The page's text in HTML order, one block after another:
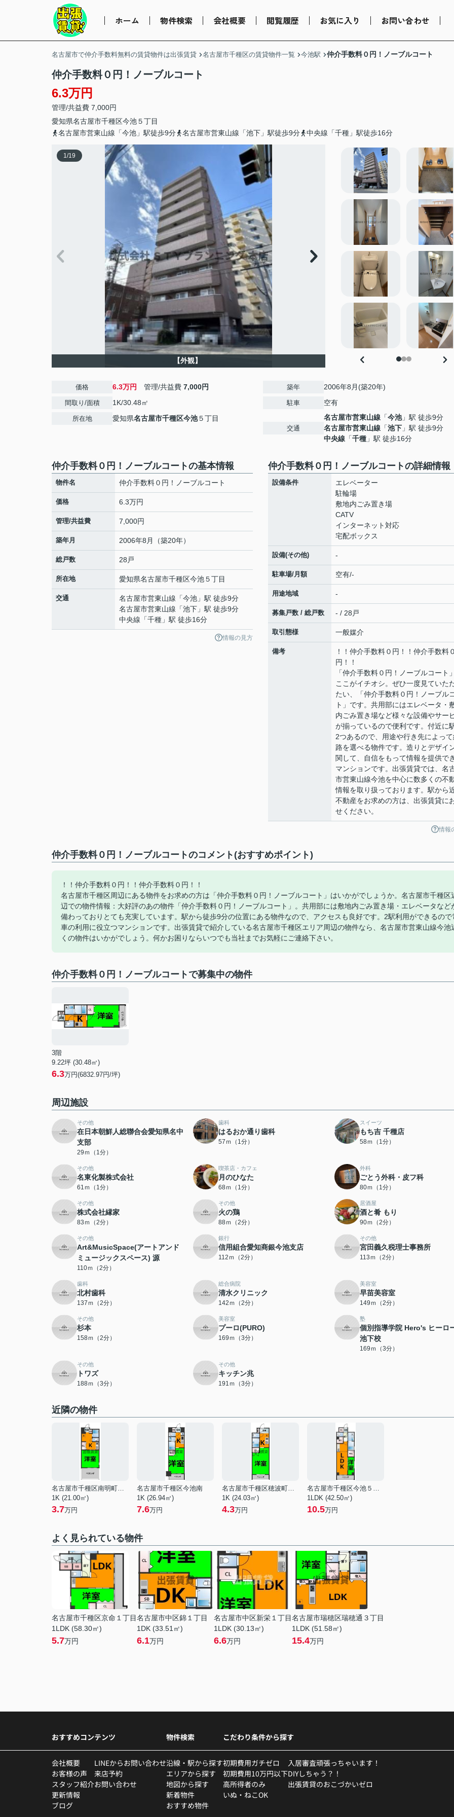
ホーム 物件検索 会社概要 閲覧履歴 お気に入り お問い合わせ
名古屋市で仲介手数料無料の賃貸物件は出張賃貸 名古屋市千種区の賃貸物件一覧 今池駅 仲介手数料０円！ノーブルコート
仲介手数料０円！ノーブルコート
6.3万円
管理/共益費 7,000円
愛知県名古屋市千種区今池５丁目
名古屋市営東山線「今池」駅徒歩9分
名古屋市営東山線「池下」駅徒歩9分 中央線「千種」駅徒歩16分
1/19
【外観】
価格 6.3万円 管理/共益費 7,000円
間取り/面積 1K/30.48㎡
所在地 愛知県名古屋市千種区今池５丁目
築年 2006年8月(築20年)
駐車 空有
交通
名古屋市営東山線 「今池」駅 徒歩9分
名古屋市営東山線 「池下 」駅 徒歩9分
中央線 「千種 」駅 徒歩16分
仲介手数料０円！ノーブルコートの基本情報
物件名 仲介手数料０円！ノーブルコート
価格 6.3万円
管理/共益費 7,000円
築年月 2006年8月（築20年）
総戸数 28戸
所在地 愛知県名古屋市千種区今池５丁目
交通 名古屋市営東山線 「今池 」駅 徒歩9分
名古屋市営東山線 「池下 」駅 徒歩9分
中央線 「千種 」駅 徒歩16分
情報の見方
仲介手数料０円！ノーブルコートの詳細情報
設備条件
エレベーター
駐輪場
敷地内ごみ置き場
CATV
インターネット対応
宅配ボックス
設備(その他) -
駐車場/月額 空有/-
用途地域 -
募集戸数 / 総戸数 - / 28戸
取引態様 一般媒介
備考
！！仲介手数料０円！！仲介手数料
円！！
「仲介手数料０円！ノーブルコート
ここがイチオシ。ぜひ一度見ていた
たい、「仲介手数料０円！ノーブル
ト」です。共用部にはエレベータ・
内ごみ置き場など様々な設備やサー
が揃っているので便利です。付近に
2つあるので、用途や行き先によっ
路を選べる物件です。造りとデザイ
関して、自信をもって情報を提供で
マンションです。出張賃貸では、名
市営東山線今池を中心に数多くの不
情報を取り扱っております。駅から
不動産をお求めの方は、出張賃貸に
せください。
情報
仲介手数料０円！ノーブルコートのコメント(おすすめポイント)
！！仲介手数料０円！！仲介手数料０円！！
名古屋市千種区周辺にある物件をお求めの方は「仲介手数料０円！ノーブルコート」はいかがでしょうか。名古屋市千種区
辺での物件情報：大好評のあの物件「仲介手数料０円！ノーブルコート」。共用部には敷地内ごみ置き場・エレベータなど
備わっておりとても充実しています。駅から徒歩9分の位置にある物件なので、アクセスも良好です。2駅利用ができるので
車の利用に役立つマンションです。出張賃貸で紹介している名古屋市千種区エリア周辺の物件なら、名古屋市営東山線今池
くの物件はいかがでしょう。何かお困りならいつでも当社までお気軽にご連絡下さい。
仲介手数料０円！ノーブルコートで募集中の物件
3階
9.22坪 (30.48㎡)
6.3万円(6832.97円/坪)
周辺施設
その他
在日本朝鮮人総聯合会愛知県名中
支部
29ｍ（1分）
歯科
はるおか通り歯科
57ｍ（1分）
スイーツ
もち吉 千種店
58ｍ（1分）
その他
名東化製株式会社
61ｍ（1分）
喫茶店・カフェ
月のひなた
68ｍ（1分）
外科
ごとう外科・皮フ科
80ｍ（1分）
その他
株式会社縁家
83ｍ（2分）
その他
火の鶏
88ｍ（2分）
居酒屋
酒と肴 もり
90ｍ（2分）
その他
Art&MusicSpace(アートアンド
ミュージックスペース) 源
110ｍ（2分）
銀行
信用組合愛知商銀今池支店
112ｍ（2分）
その他
宮田義久税理士事務所
113ｍ（2分）
歯科
北村歯科
137ｍ（2分）
総合病院
清水クリニック
142ｍ（2分）
美容室
早苗美容室
149ｍ（2分）
その他
杉本
158ｍ（2分）
美容室
プーロ(PURO)
169ｍ（3分）
塾
個別指導学院 Hero's ヒーロ
池下校
169ｍ（3分）
その他
トワズ
188ｍ（3分）
その他
キッチン兆
191ｍ（3分）
近隣の物件
名古屋市千種区南明町２丁目
1K (21.00㎡)
3.7万円
名古屋市千種区今池南
1K (26.94㎡)
7.6万円
名古屋市千種区穂波町１丁目
1K (24.03㎡)
4.3万円
名古屋市千種区今池５丁目
1LDK (42.50㎡)
10.5万円
よく見られている物件
名古屋市千種区京命１丁目
1LDK (58.30㎡)
5.7万円
名古屋市中区錦１丁目
1DK (33.51㎡)
6.1万円
名古屋市中区新栄１丁目
1LDK (30.13㎡)
6.6万円
名古屋市瑞穂区瑞穂通３丁目
1LDK (51.58㎡)
15.4万円
おすすめコンテンツ
会社概要
お客様の声
スタッフ紹介
更新情報
ブログ
LINEからお問い合わせ
来店予約
お問い合わせ
物件検索
沿線・駅から探す
エリアから探す
地図から探す
新着物件
おすすめ物件
こだわり条件から探す
初期費用ガチゼロ
初期費用10万円以下
高所得者のみ
いぬ・ねこOK
入居審査頑張っちゃいます！
DIYしちゃう？！
出張賃貸のおこづかいゼロ